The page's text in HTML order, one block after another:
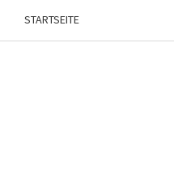
STARTSEITE